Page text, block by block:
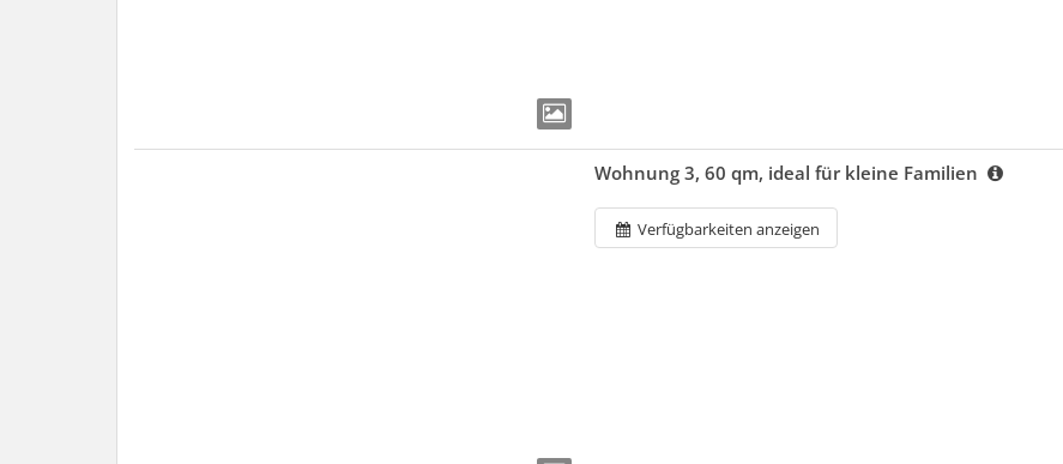
Wohnung 3, 60 qm, ideal für kleine Familien
Verfügbarkeiten anzeigen